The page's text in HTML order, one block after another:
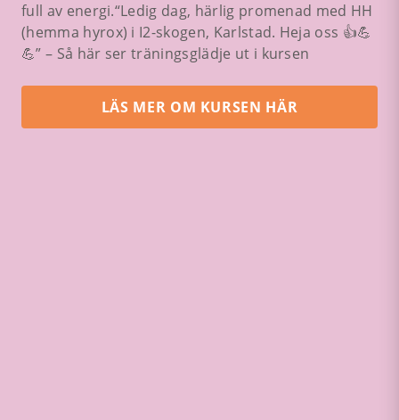
full av energi.“Ledig dag, härlig promenad med HH
(hemma hyrox) i I2-skogen, Karlstad. Heja oss 👍💪
💪” – Så här ser träningsglädje ut i kursen
LÄS MER OM KURSEN HÄR